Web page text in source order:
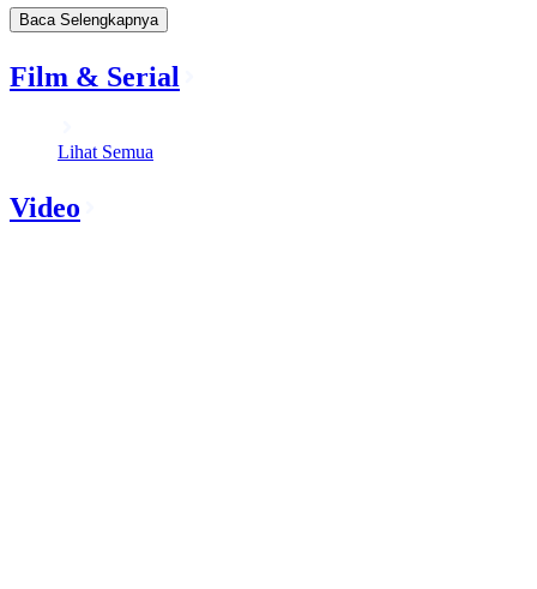
Baca Selengkapnya
Film & Serial
Lihat Semua
Video